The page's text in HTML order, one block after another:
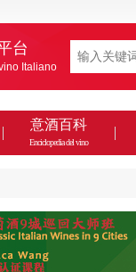
台
Italiano
意酒百科
Enciclopedia del vino